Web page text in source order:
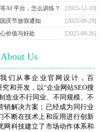
[2025-12-10]
AI 平台，怎么训练？
[2025-09-29]
庆节放假通知
[2025-09-26]
价值与好处
About Us
们从事企业官网设计，百
和开发，以“企业网站SEO搜
造业不行同业、不同规模、不
销解决方案；已经成为同行业
不断在技术上和应用进行创新
网科技建立了市场动作体系和